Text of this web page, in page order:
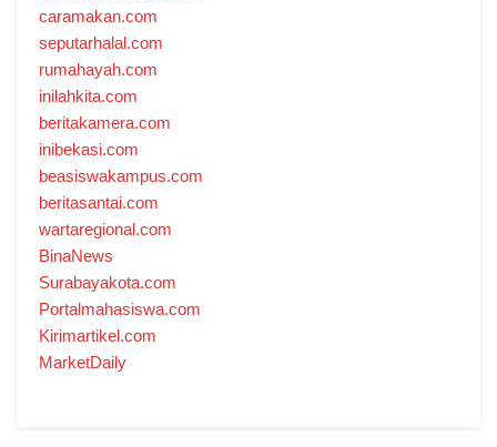
caramakan.com
seputarhalal.com
rumahayah.com
inilahkita.com
beritakamera.com
inibekasi.com
beasiswakampus.com
beritasantai.com
wartaregional.com
BinaNews
Surabayakota.com
Portalmahasiswa.com
Kirimartikel.com
MarketDaily